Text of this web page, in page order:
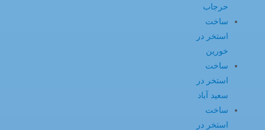
حرجاب
ساخت
استخر در
خورین
ساخت
استخر در
سعید آباد
ساخت
استخر در